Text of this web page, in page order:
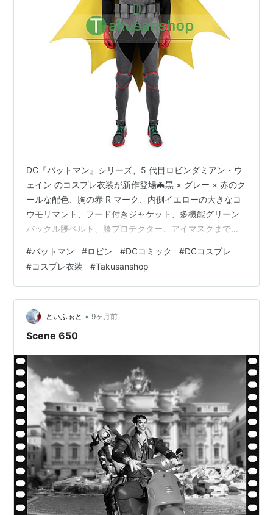
DC『​バットマン​』シリーズ、5 代目ロビンダミアン・ウ
ェイン のコスプレ衣装が新作登場🦇黒 × グレー × 赤のク
ールな配色、胸の赤 R マーク、内側イエローの大きなコ
ウモリマント、フード付きジャケット、多機能グリーン
バックル腰ベルト、膝プロテクター、アイマスクまで原
エローの 2 層マント、赤ラインのアクセント、レッドグ
ローブ、専用カラーシューズカバーなどダミアン特有の
少年らしい鋭いシルエットを完全演出。柔らかく伸縮性
のある生地で動きやすく、DC コスイベ・ハロウィン・ス
タジオ撮影で気性の激しいバットマンの息子、ダミア
ン・ウェインになりきれ…
#バットマン #ロビン #DCコミック #DCコスプレ
#コスプレ衣装 #Takusanshop
といふぉと • 9ヶ月前
Scene 650